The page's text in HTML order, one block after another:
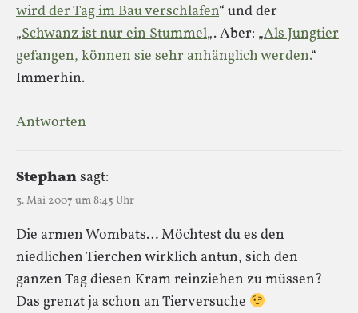
wird der Tag im Bau verschlafen“ und der
„Schwanz ist nur ein Stummel„. Aber: „Als Jungtier
gefangen, können sie sehr anhänglich werden.“
Immerhin.
Antworten
Stephansagt:
3. Mai 2007 um 8:45 Uhr
Die armen Wombats… Möchtest du es den
niedlichen Tierchen wirklich antun, sich den
ganzen Tag diesen Kram reinziehen zu müssen?
Das grenzt ja schon an Tierversuche